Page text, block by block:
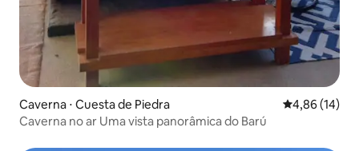
Caverna ⋅ Cuesta de Piedra 4,86 de uma
4,86 (14)
Caverna no ar Uma vista panorâmica do Barú